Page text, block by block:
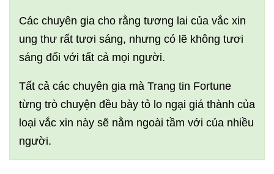
Các chuyên gia cho rằng tương lai của vắc xin
ung thư rất tươi sáng, nhưng có lẽ không tươi
sáng đối với tất cả mọi người.
Tất cả các chuyên gia mà Trang tin Fortune
từng trò chuyện đều bày tỏ lo ngại giá thành của
loại vắc xin này sẽ nằm ngoài tầm với của nhiều
người.